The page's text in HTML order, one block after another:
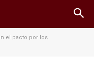
el pacto por los